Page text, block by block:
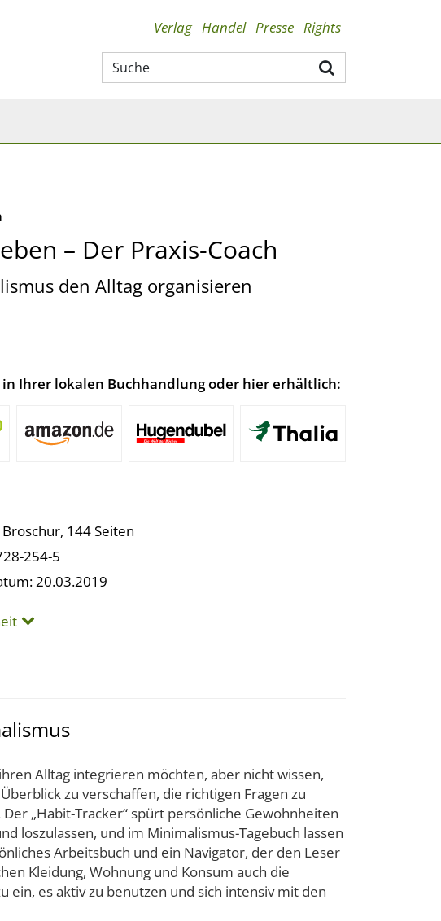
Verlag Handel Presse Rights
– Der Praxis-Coach
den Alltag organisieren
Ihrer lokalen Buchhandlung oder hier erhältlich:
144 Seiten
254-5
20.03.2019
Alltag integrieren möchten, aber nicht wissen,
zu verschaffen, die richtigen Fragen zu
„Habit-Tracker“ spürt persönliche Gewohnheiten
loszulassen, und im Minimalismus-Tagebuch lassen
Arbeitsbuch und ein Navigator, der den Leser
Kleidung, Wohnung und Konsum auch die
ein, es aktiv zu benutzen und sich intensiv mit den